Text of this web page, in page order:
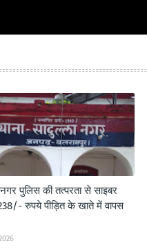
पुलिस की तत्परता से साइबर
रुपये पीड़ित के खाते में वापस